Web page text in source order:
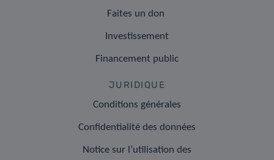
Faites un don
Investissement
Financement public
JURIDIQUE
Conditions générales
Confidentialité des données
Notice sur l’utilisation des